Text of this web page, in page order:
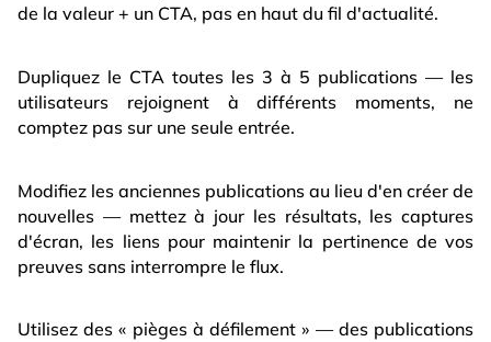
de la valeur + un CTA, pas en haut du fil d'actualité.
Dupliquez le CTA toutes les 3 à 5 publications — les
utilisateurs rejoignent à différents moments, ne
comptez pas sur une seule entrée.
Modifiez les anciennes publications au lieu d'en créer de
nouvelles — mettez à jour les résultats, les captures
d'écran, les liens pour maintenir la pertinence de vos
preuves sans interrompre le flux.
Utilisez des « pièges à défilement » — des publications